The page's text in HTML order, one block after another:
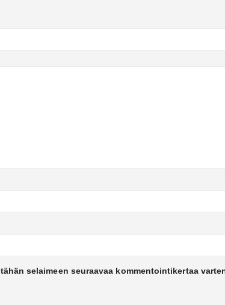
selaimeen seuraavaa kommentointikertaa